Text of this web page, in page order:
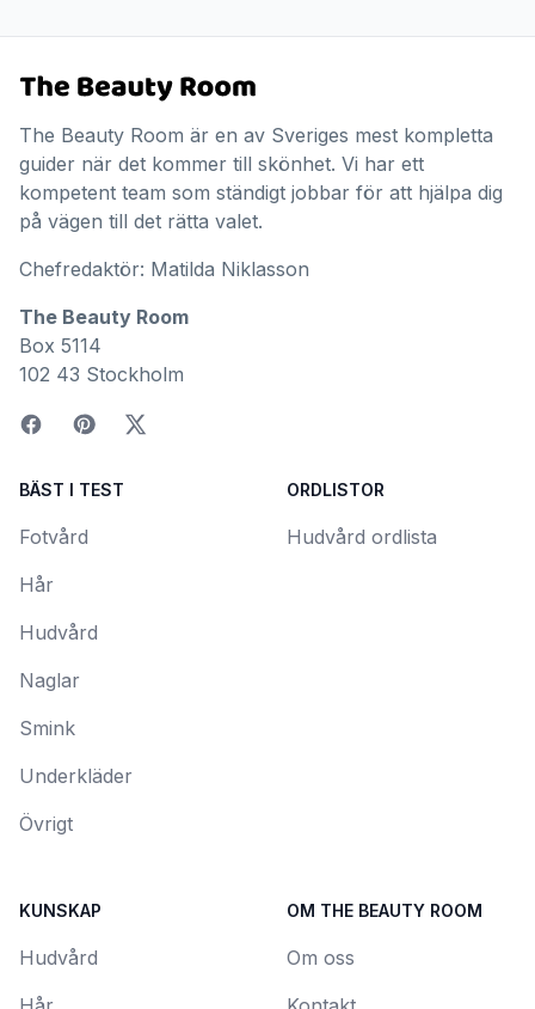
The Beauty Room är en av Sveriges mest kompletta
guider när det kommer till skönhet. Vi har ett
kompetent team som ständigt jobbar för att hjälpa dig
på vägen till det rätta valet.
Chefredaktör: Matilda Niklasson
The Beauty Room
Box 5114
102 43 Stockholm
BÄST I TEST
Fotvård
Hår
Hudvård
Naglar
Smink
Underkläder
Övrigt
ORDLISTOR
Hudvård ordlista
KUNSKAP
Hudvård
OM THE BEAUTY ROOM
Om oss